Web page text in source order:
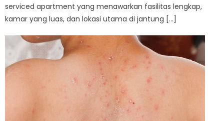
serviced apartment yang menawarkan fasilitas lengkap,
kamar yang luas, dan lokasi utama di jantung […]